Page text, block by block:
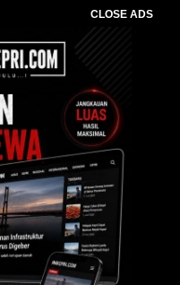
CLOSE ADS